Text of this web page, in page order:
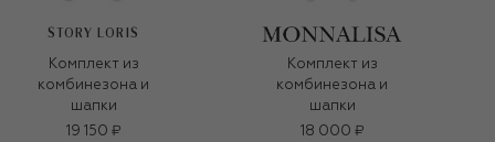
STORY LORIS
Комплект из
комбинезона и
шапки
19 150 ₽
Комплект из
комбинезона и
шапки
18 000 ₽